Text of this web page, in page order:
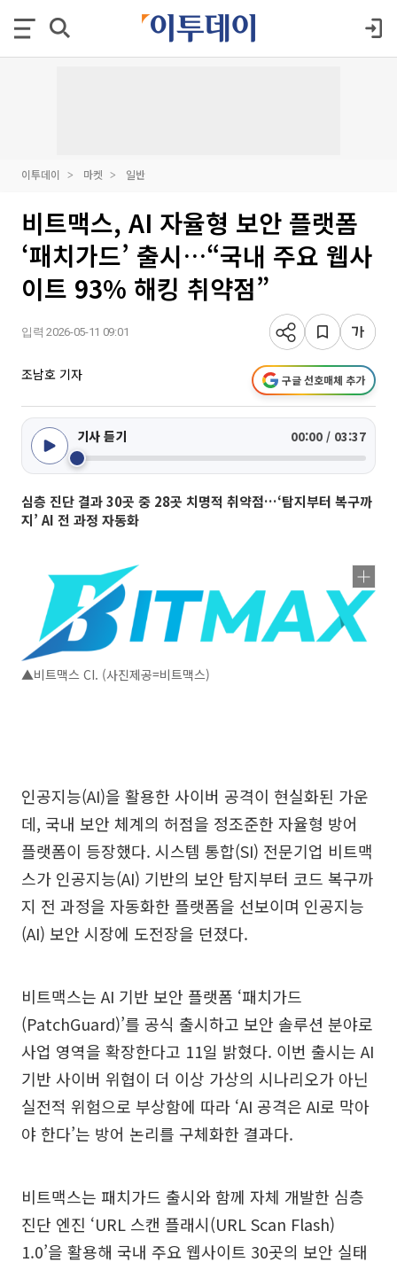
이투데이 마켓 일반
비트맥스, AI 자율형 보안 플랫폼
‘패치가드’ 출시…“국내 주요 웹사
이트 93% 해킹 취약점”
입력 2026-05-11 09:01
조남호 기자 구글 선호매체 추가
기사 듣기 00:00 / 03:37
심층 진단 결과 30곳 중 28곳 치명적 취약점…‘탐지부터 복구까
지’ AI 전 과정 자동화
▲비트맥스 CI. (사진제공=비트맥스)
인공지능(AI)을 활용한 사이버 공격이 현실화된 가운
데, 국내 보안 체계의 허점을 정조준한 자율형 방어
플랫폼이 등장했다. 시스템 통합(SI) 전문기업 비트맥
스가 인공지능(AI) 기반의 보안 탐지부터 코드 복구까
지 전 과정을 자동화한 플랫폼을 선보이며 인공지능
(AI) 보안 시장에 도전장을 던졌다.
비트맥스는 AI 기반 보안 플랫폼 ‘패치가드
(PatchGuard)’를 공식 출시하고 보안 솔루션 분야로
사업 영역을 확장한다고 11일 밝혔다. 이번 출시는 AI
기반 사이버 위협이 더 이상 가상의 시나리오가 아닌
실전적 위험으로 부상함에 따라 ‘AI 공격은 AI로 막아
야 한다’는 방어 논리를 구체화한 결과다.
비트맥스는 패치가드 출시와 함께 자체 개발한 심층
진단 엔진 ‘URL 스캔 플래시(URL Scan Flash)
1.0’을 활용해 국내 주요 웹사이트 30곳의 보안 실태